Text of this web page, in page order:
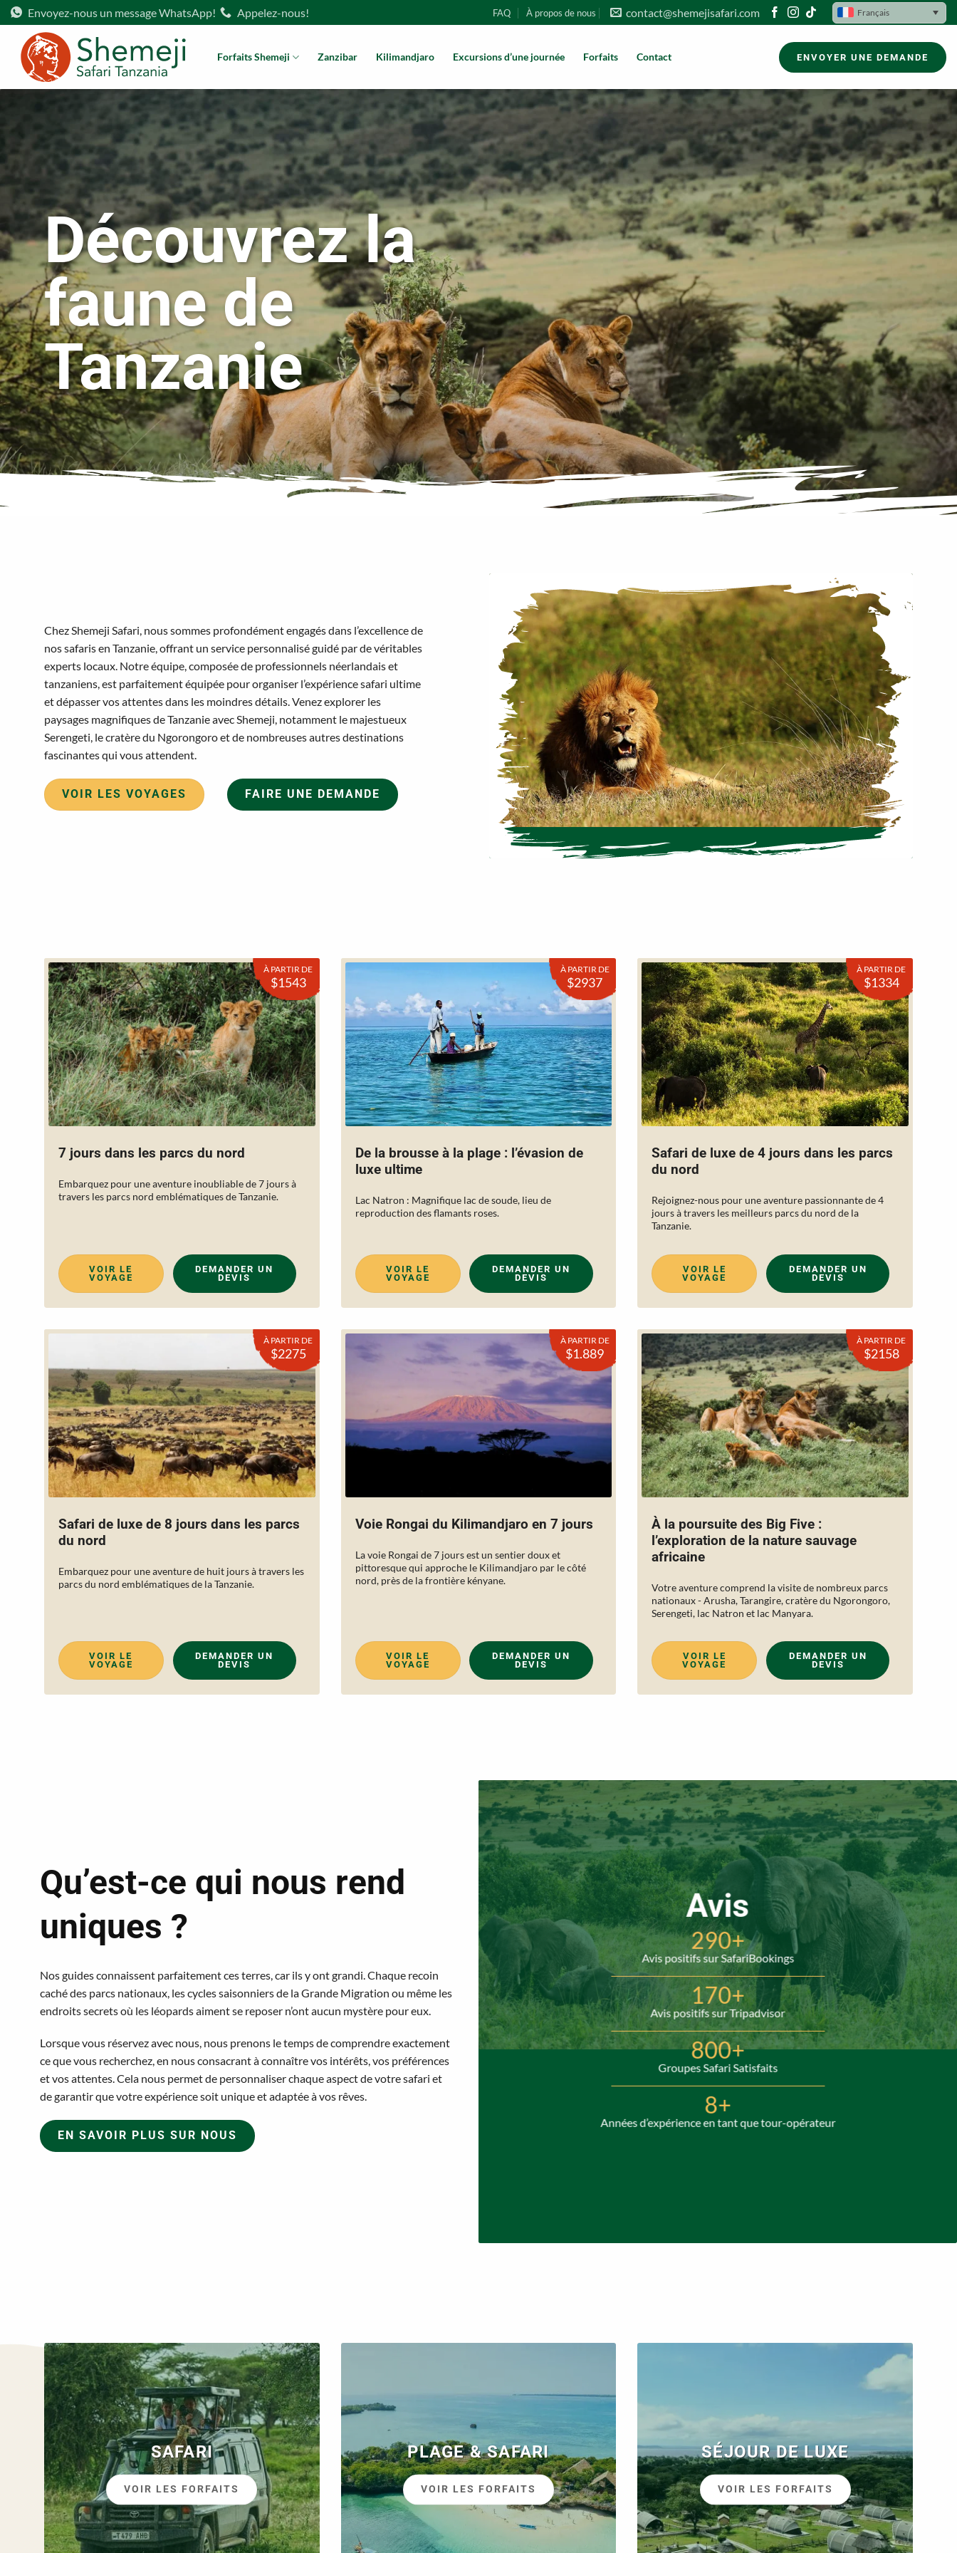
Passer
au
contenu
Envoyez-nous un message WhatsApp! Appelez-nous! FAQ À propos de nous contact@shemejisafari.com Français
Forfaits Shemeji Zanzibar Kilimandjaro Excursions d’une journée Forfaits Contact ENVOYER UNE DEMANDE
Découvrez la
faune de
Tanzanie
Chez Shemeji Safari, nous sommes profondément engagés dans l’excellence de
nos safaris en Tanzanie, offrant un service personnalisé guidé par de véritables
experts locaux. Notre équipe, composée de professionnels néerlandais et
tanzaniens, est parfaitement équipée pour organiser l’expérience safari ultime
et dépasser vos attentes dans les moindres détails. Venez explorer les
paysages magnifiques de Tanzanie avec Shemeji, notamment le majestueux
Serengeti, le cratère du Ngorongoro et de nombreuses autres destinations
fascinantes qui vous attendent.
VOIR LES VOYAGES FAIRE UNE DEMANDE
À PARTIR DE
$1543
7 jours dans les parcs du nord
Embarquez pour une aventure inoubliable de 7 jours à
travers les parcs nord emblématiques de Tanzanie.
VOIR LE
VOYAGE
DEMANDER UN
DEVIS
À PARTIR DE
$2937
De la brousse à la plage : l’évasion de
luxe ultime
Lac Natron : Magnifique lac de soude, lieu de
reproduction des flamants roses.
VOIR LE
VOYAGE
DEMANDER UN
DEVIS
À PARTIR DE
$1334
Safari de luxe de 4 jours dans les parcs
du nord
Rejoignez-nous pour une aventure passionnante de 4
jours à travers les meilleurs parcs du nord de la
Tanzanie.
VOIR LE
VOYAGE
DEMANDER UN
DEVIS
À PARTIR DE
$2275
Safari de luxe de 8 jours dans les parcs
du nord
Embarquez pour une aventure de huit jours à travers les
parcs du nord emblématiques de la Tanzanie.
VOIR LE
VOYAGE
DEMANDER UN
DEVIS
À PARTIR DE
$1.889
Voie Rongai du Kilimandjaro en 7 jours
La voie Rongai de 7 jours est un sentier doux et
pittoresque qui approche le Kilimandjaro par le côté
nord, près de la frontière kényane.
VOIR LE
VOYAGE
DEMANDER UN
DEVIS
À PARTIR DE
$2158
À la poursuite des Big Five :
l’exploration de la nature sauvage
africaine
Votre aventure comprend la visite de nombreux parcs
nationaux - Arusha, Tarangire, cratère du Ngorongoro,
Serengeti, lac Natron et lac Manyara.
VOIR LE
VOYAGE
DEMANDER UN
DEVIS
Qu’est-ce qui nous rend
uniques ?
Nos guides connaissent parfaitement ces terres, car ils y ont grandi. Chaque recoin
caché des parcs nationaux, les cycles saisonniers de la Grande Migration ou même les
endroits secrets où les léopards aiment se reposer n’ont aucun mystère pour eux.
Lorsque vous réservez avec nous, nous prenons le temps de comprendre exactement
ce que vous recherchez, en nous consacrant à connaître vos intérêts, vos préférences
et vos attentes. Cela nous permet de personnaliser chaque aspect de votre safari et
de garantir que votre expérience soit unique et adaptée à vos rêves.
EN SAVOIR PLUS SUR NOUS
Avis
290+
Avis positifs sur SafariBookings
170+
Avis positifs sur Tripadvisor
800+
Groupes Safari Satisfaits
8+
Années d’expérience en tant que tour-opérateur
SAFARI
VOIR LES FORFAITS
PLAGE & SAFARI
VOIR LES FORFAITS
SÉJOUR DE LUXE
VOIR LES FORFAITS